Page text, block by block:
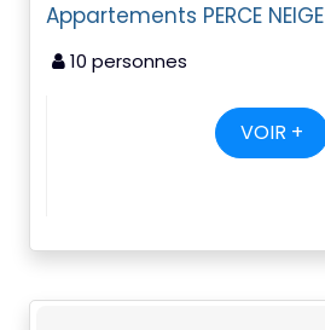
Appartements PERCE NEIGE
10 personnes
VOIR +